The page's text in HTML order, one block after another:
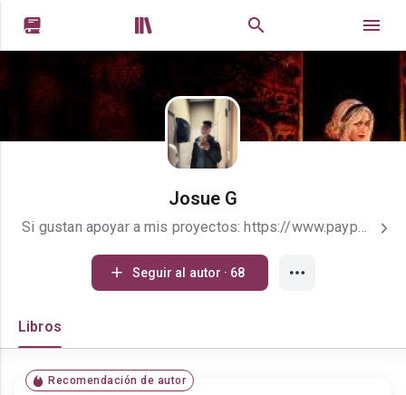
 
Josue G
Si gustan apoyar a mis proyectos: https://www.paypal.me/JossSpell21 Tengo 20 años, aunque me miro de 18 xd. Soy Revenclaw(por no decirle al sombrero que quería quedar en Gryffindor). Soy fan de Star Wars y Harry Potter. ➖✨ Melanie Martínez. ✨ Riverdale, El mundo oculto de Sabrina, The Mandalorian. Wattpad, WhatsApp, Netflix, Pizza, Tacos, Resse&#39;s, Dairy Queen y Sabrina son mi vida. Si te agrada lo que escribo, te invito a seguirme. ✌️ ¡Muchas gracias por tomarse el tiempo de leer mis historias! ❤️
Seguir al autor · 68
Libros
Recomendación de autor